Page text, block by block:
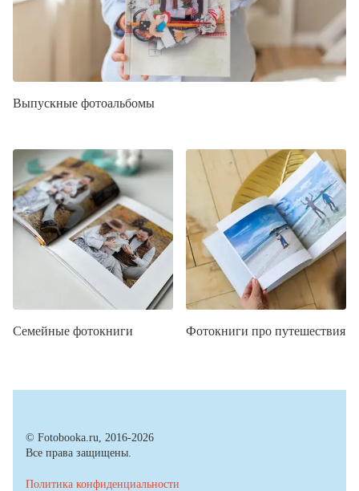
Выпускные фотоальбомы
Семейные фотокниги Фотокниги про путешествия
© Fotobooka.ru, 2016-2026
Все права защищены.
Политика конфиденциальности